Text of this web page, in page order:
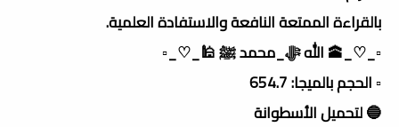
بالقراءة الممتعة النافعة والاستفادة العلمية.
▫️_♡_🕋 الله ﷻ_محمد ﷺ 🕌_♡_▫️
▫️ الحجم بالميجا: 654.7
🔵 لتحميل الأسطوانة